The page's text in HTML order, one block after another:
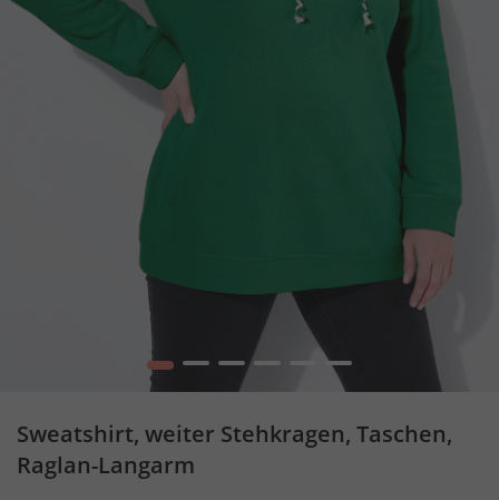
1 2 3 4 6
Sweatshirt, weiter Stehkragen, Taschen,
Raglan-Langarm